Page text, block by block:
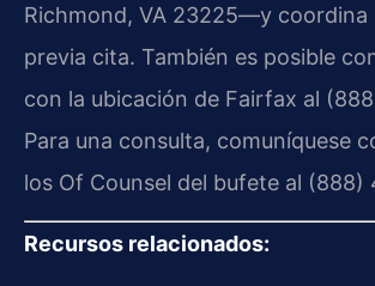
Richmond, VA 23225—y coordina
previa cita. También es posible
con la ubicación de Fairfax al
Para una consulta, comuníquese
los Of Counsel del bufete al (888)
Recursos relacionados: